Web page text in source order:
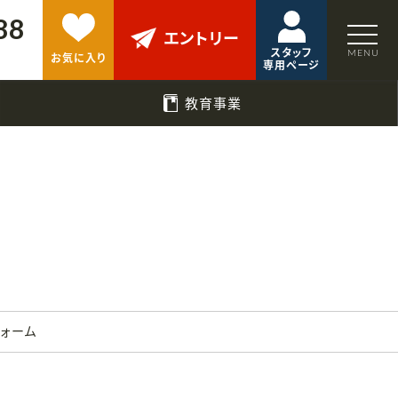
お気に入り
エントリー
スタッフ
専用ページ
教育事業
ーム